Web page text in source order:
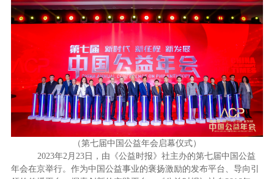
（第七届中国公益年会启幕仪式）
2023年2月23日，由《公益时报》社主办的第七届中国公益
年会在京举行。作为中国公益事业的褒扬激励的发布平台、导向引